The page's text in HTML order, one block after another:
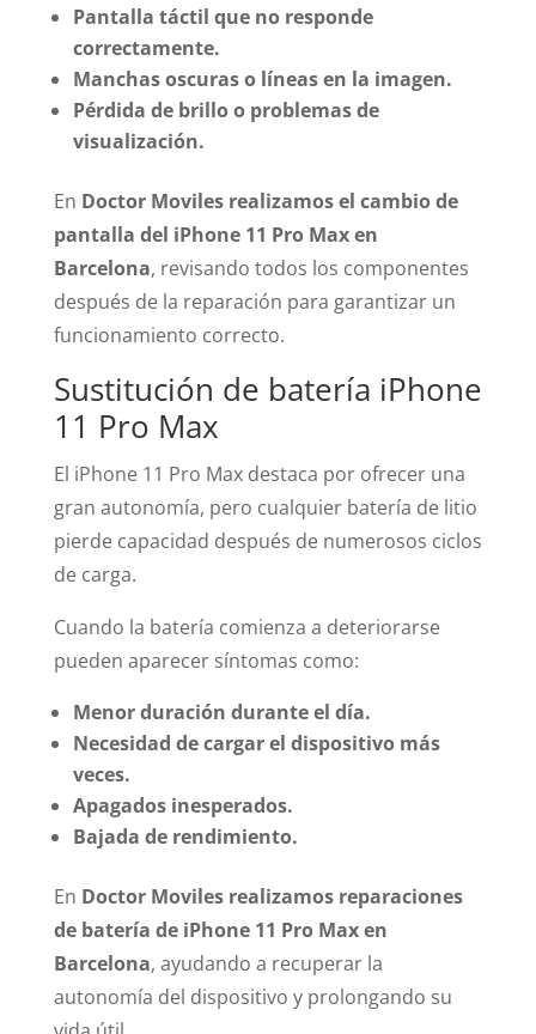
Pantalla táctil que no responde
correctamente.
Manchas oscuras o líneas en la imagen.
Pérdida de brillo o problemas de
visualización.
En Doctor Moviles realizamos el cambio de
pantalla del iPhone 11 Pro Max en
Barcelona, revisando todos los componentes
después de la reparación para garantizar un
funcionamiento correcto.
Sustitución de batería iPhone
11 Pro Max
El iPhone 11 Pro Max destaca por ofrecer una
gran autonomía, pero cualquier batería de litio
pierde capacidad después de numerosos ciclos
de carga.
Cuando la batería comienza a deteriorarse
pueden aparecer síntomas como:
Menor duración durante el día.
Necesidad de cargar el dispositivo más
veces.
Apagados inesperados.
Bajada de rendimiento.
En Doctor Moviles realizamos reparaciones
de batería de iPhone 11 Pro Max en
Barcelona, ayudando a recuperar la
autonomía del dispositivo y prolongando su